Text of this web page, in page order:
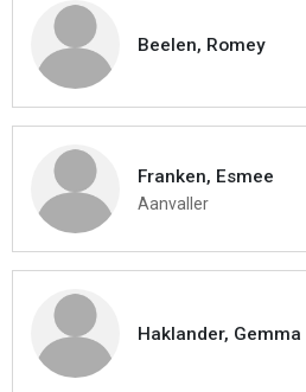
Beelen, Romey
Franken, Esmee
Aanvaller
Haklander, Gemma